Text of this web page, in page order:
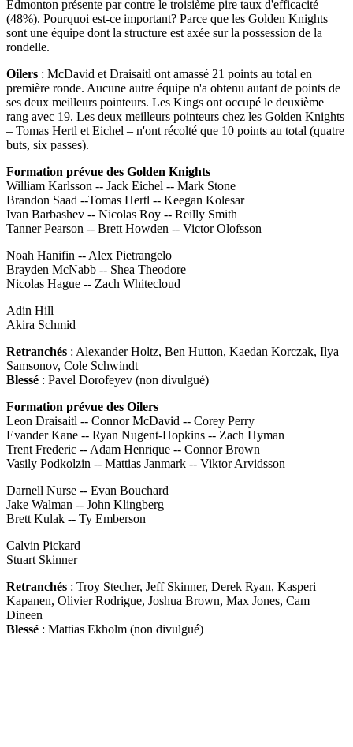
Edmonton présente par contre le troisième pire taux d'efficacité
(48%). Pourquoi est-ce important? Parce que les Golden Knights
sont une équipe dont la structure est axée sur la possession de la
rondelle.
Oilers : McDavid et Draisaitl ont amassé 21 points au total en
première ronde. Aucune autre équipe n'a obtenu autant de points de
ses deux meilleurs pointeurs. Les Kings ont occupé le deuxième
rang avec 19. Les deux meilleurs pointeurs chez les Golden Knights
– Tomas Hertl et Eichel – n'ont récolté que 10 points au total (quatre
buts, six passes).
Formation prévue des Golden Knights
William Karlsson -- Jack Eichel -- Mark Stone
Brandon Saad --Tomas Hertl -- Keegan Kolesar
Ivan Barbashev -- Nicolas Roy -- Reilly Smith
Tanner Pearson -- Brett Howden -- Victor Olofsson
Noah Hanifin -- Alex Pietrangelo
Brayden McNabb -- Shea Theodore
Nicolas Hague -- Zach Whitecloud
Adin Hill
Akira Schmid
Retranchés : Alexander Holtz, Ben Hutton, Kaedan Korczak, Ilya
Samsonov, Cole Schwindt
Blessé : Pavel Dorofeyev (non divulgué)
Formation prévue des Oilers
Leon Draisaitl -- Connor McDavid -- Corey Perry
Evander Kane -- Ryan Nugent-Hopkins -- Zach Hyman
Trent Frederic -- Adam Henrique -- Connor Brown
Vasily Podkolzin -- Mattias Janmark -- Viktor Arvidsson
Darnell Nurse -- Evan Bouchard
Jake Walman -- John Klingberg
Brett Kulak -- Ty Emberson
Calvin Pickard
Stuart Skinner
Retranchés : Troy Stecher, Jeff Skinner, Derek Ryan, Kasperi
Kapanen, Olivier Rodrigue, Joshua Brown, Max Jones, Cam
Dineen
Blessé : Mattias Ekholm (non divulgué)